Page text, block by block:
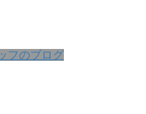
フのブログ